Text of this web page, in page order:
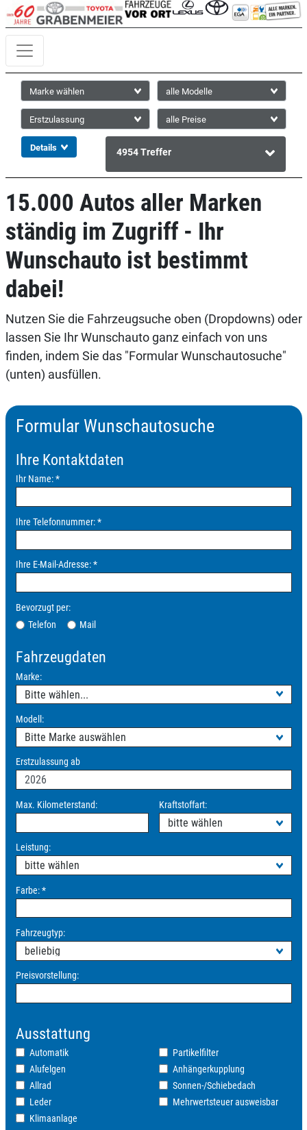
4954Treffer
15.000 Autos aller Marken
ständig im Zugriff - Ihr
Wunschauto ist bestimmt
dabei!
Nutzen Sie die Fahrzeugsuche oben (Dropdowns) oder
lassen Sie Ihr Wunschauto ganz einfach von uns
finden, indem Sie das "Formular Wunschautosuche"
(unten) ausfüllen.
Formular Wunschautosuche
Ihre Kontaktdaten
Ihr Name:*
Ihre Telefonnummer:*
Ihre E-Mail-Adresse:*
Bevorzugt per:
Telefon
Mail
Fahrzeugdaten
Marke:
Modell:
Erstzulassung ab
Max. Kilometerstand: Kraftstoffart:
Leistung:
Farbe:*
Fahrzeugtyp:
Preisvorstellung:
Ausstattung
Automatik
Alufelgen
Allrad
Leder
Klimaanlage
Partikelfilter
Anhängerkupplung
Sonnen-/Schiebedach
Mehrwertsteuer ausweisbar